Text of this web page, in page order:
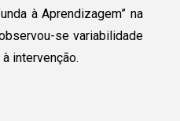
à Aprendizagem” na
se variabilidade
intervenção.